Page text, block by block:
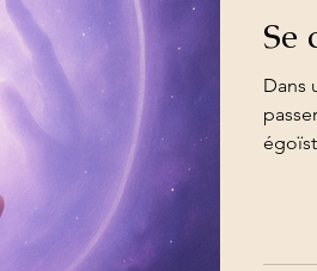
Se
Dans